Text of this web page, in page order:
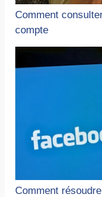
Comment
compte
Comment